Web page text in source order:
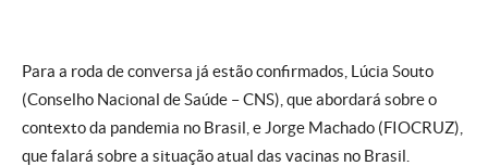
Para a roda de conversa já estão confirmados, Lúcia Souto
(Conselho Nacional de Saúde – CNS), que abordará sobre o
contexto da pandemia no Brasil, e Jorge Machado (FIOCRUZ),
que falará sobre a situação atual das vacinas no Brasil.